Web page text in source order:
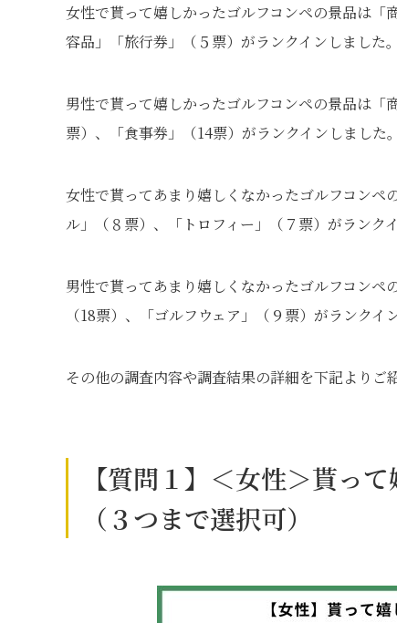
女性で貰って嬉しかったゴルフコンペの景品は
容品」「旅行券」（５票）がランクインしました。
男性で貰って嬉しかったゴルフコンペの景品は「
票）、「食事券」（14票）がランクインしました。
女性で貰ってあまり嬉しくなかったゴルフコン
ル」（８票）、「トロフィー」（７票）がランク
男性で貰ってあまり嬉しくなかったゴルフコンペ
（18票）、「ゴルフウェア」（９票）がランクイ
その他の調査内容や調査結果の詳細を下記よりご
【質問１】＜女性＞貰っ
（３つまで選択可）